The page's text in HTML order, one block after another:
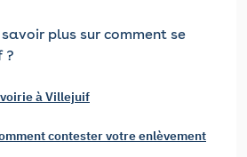
plus sur comment se
?
à Villejuif
contester votre enlèvement